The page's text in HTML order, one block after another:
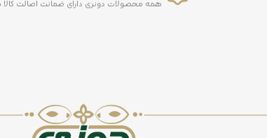
همه محصولات دونری دارای ضمانت اصالت